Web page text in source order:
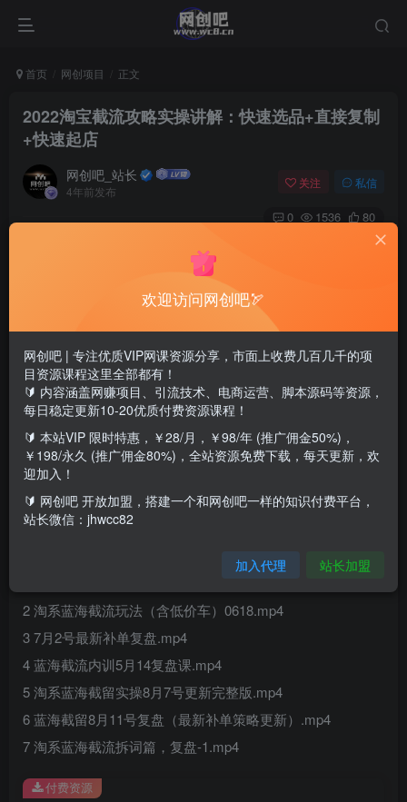
首页 网创项目 正文
2022淘宝截流攻略实操讲解：快速选品+直接复制
+快速起店
网创吧_站长
4年前发布
关注 私信
0 1536 80
2022淘宝截流攻略实操讲解
快速选品+直接复制+快速起店
2 淘系蓝海截流玩法（含低价车）0618.mp4
3 7月2号最新补单复盘.mp4
4 蓝海截流内训5月14复盘课.mp4
5 淘系蓝海截留实操8月7号更新完整版.mp4
6 蓝海截留8月11号复盘（最新补单策略更新）.mp4
7 淘系蓝海截流拆词篇，复盘-1.mp4
付费资源
欢迎访问网创吧🏹
网创吧 | 专注优质VIP网课资源分享，市面上收费几百几千的项
目资源课程这里全部都有！
🔰 内容涵盖网赚项目、引流技术、电商运营、脚本源码等资源，
每日稳定更新10-20优质付费资源课程！
🔰 本站VIP 限时特惠，￥28/月，￥98/年 (推广佣金50%)，
￥198/永久 (推广佣金80%)，全站资源免费下载，每天更新，欢
迎加入！
🔰 网创吧 开放加盟，搭建一个和网创吧一样的知识付费平台，
站长微信：jhwcc82
加入代理 站长加盟